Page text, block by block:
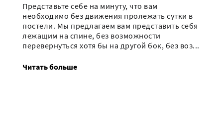
Представьте себе на минуту, что вам
необходимо без движения пролежать сутки в
постели. Мы предлагаем вам представить себя
лежащим на спине, без возможности
перевернуться хотя бы на другой бок, без воз...
Читать больше